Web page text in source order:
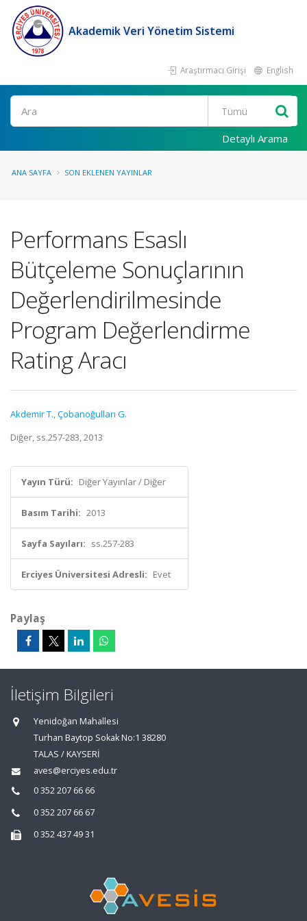
Akademik Veri Yönetim Sistemi
Araştırmacı Girişi English
Ara
Detaylı Arama
ANA SAYFA SON EKLENEN YAYINLAR
Performans Esaslı
Bütçeleme Sonuçlarının
Değerlendirilmesinde
Program Değerlendirme
Rating Aracı
Akdemir T.,Çobanoğulları G.
Diğer, ss.257-283, 2013
Yayın Türü: Diğer Yayınlar / Diğer
Basım Tarihi: 2013
Sayfa Sayıları: ss.257-283
Erciyes Üniversitesi Adresli: Evet
Paylaş
İletişim Bilgileri
Yenidoğan Mahallesi
Turhan Baytop Sokak No:1 38280
TALAS / KAYSERİ
aves@erciyes.edu.tr
0 352 207 66 66
0 352 207 66 67
0 352 437 49 31